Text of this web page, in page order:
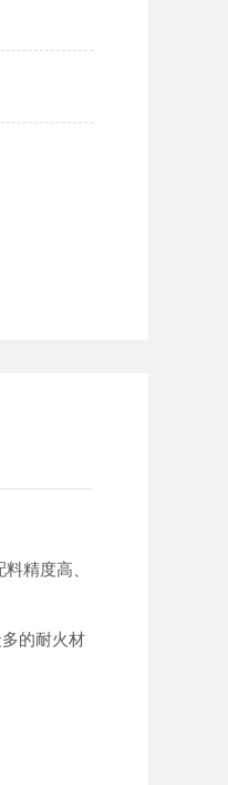
精度高、
的耐火材